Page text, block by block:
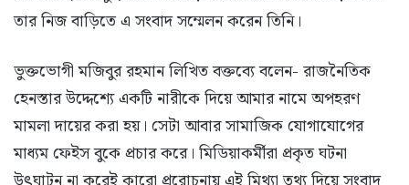
তার নিজ বাড়িতে এ সংবাদ সম্মেলন করেন তিনি।
ভুক্তভোগী মজিবুর রহমান লিখিত বক্তব্যে বলেন- রাজনৈতিক
হেনস্তার উদ্দেশ্যে একটি নারীকে দিয়ে আমার নামে অপহরণ
মামলা দায়ের করা হয়। সেটা আবার সামাজিক যোগাযোগের
মাধ্যম ফেইস বুকে প্রচার করে। মিডিয়াকর্মীরা প্রকৃত ঘটনা